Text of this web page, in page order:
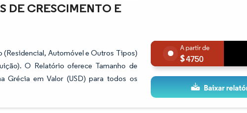
DE CRESCIMENTO E
(Residencial, Automóvel e Outros Tipos)
O Relatório oferece Tamanho de
Grécia em Valor (USD) para todos os
4750